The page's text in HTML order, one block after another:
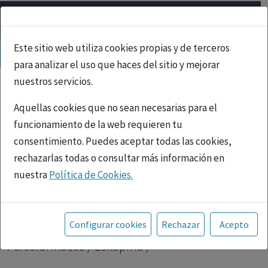
Este sitio web utiliza cookies propias y de terceros
para analizar el uso que haces del sitio y mejorar
nuestros servicios.
Aquellas cookies que no sean necesarias para el
funcionamiento de la web requieren tu
consentimiento. Puedes aceptar todas las cookies,
rechazarlas todas o consultar más información en
nuestraPolítica de Cookies.
Toda la información incluida en la Página Web está
referida a productos del mercado español y, por
tanto, dirigida a profesionales sanitarios legalmente
facultados para prescribir o dispensar medicamentos
Configurar cookies Rechazar Acepto
Psicofármacos| Loxapina |
Psicofármacos / Loxapina /